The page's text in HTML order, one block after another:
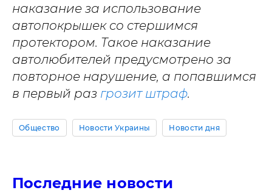
наказание за использование
автопокрышек со стершимся
протектором. Такое наказание
автолюбителей предусмотрено за
повторное нарушение, а попавшимся
в первый раз грозит штраф.
Общество Новости Украины Новости дня
Последние новости